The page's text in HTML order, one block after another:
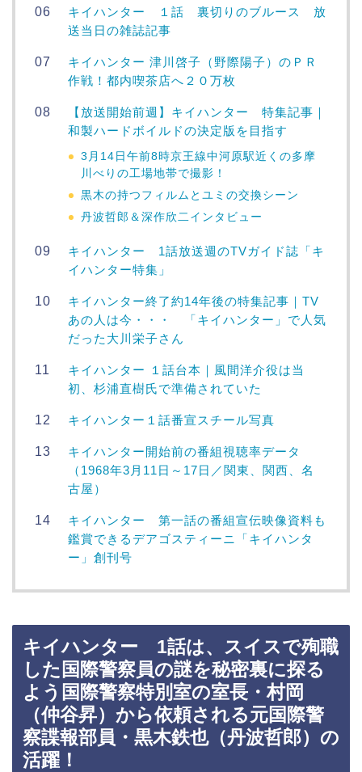
キイハンター １話 裏切りのブルース 放
送当日の雑誌記事
キイハンター 津川啓子（野際陽子）のＰＲ
作戦！都内喫茶店へ２０万枚
【放送開始前週】キイハンター 特集記事｜
和製ハードボイルドの決定版を目指す
3月14日午前8時京王線中河原駅近くの多摩
川べりの工場地帯で撮影！
黒木の持つフィルムとユミの交換シーン
丹波哲郎＆深作欣二インタビュー
キイハンター 1話放送週のTVガイド誌「キ
イハンター特集」
キイハンター終了約14年後の特集記事｜TV
あの人は今・・・ 「キイハンター」で人気
だった大川栄子さん
キイハンター １話台本｜風間洋介役は当
初、杉浦直樹氏で準備されていた
キイハンター１話番宣スチール写真
キイハンター開始前の番組視聴率データ
（1968年3月11日～17日／関東、関西、名
古屋）
キイハンター 第一話の番組宣伝映像資料も
鑑賞できるデアゴスティーニ「キイハンタ
ー」創刊号
キイハンター 1話は、スイスで殉職
した国際警察員の謎を秘密裏に探る
よう国際警察特別室の室長・村岡
（仲谷昇）から依頼される元国際警
察諜報部員・黒木鉄也（丹波哲郎）の
活躍！